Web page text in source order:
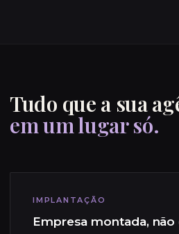
Tudo que a sua
em um lugar só.
IMPLANTAÇÃO
Empresa montada,